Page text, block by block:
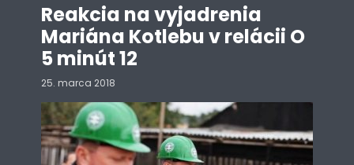
Reakcia na vyjadrenia
Mariána Kotlebu v relácii O
5 minút 12
25. marca 2018